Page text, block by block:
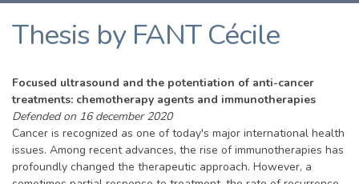
Lyon 1
Thesis by FANT Cécile
Focused ultrasound and the potentiation of anti-cancer
treatments: chemotherapy agents and immunotherapies
Defended on 16 december 2020
Cancer is recognized as one of today's major international health
issues. Among recent advances, the rise of immunotherapies has
profoundly changed the therapeutic approach. However, a